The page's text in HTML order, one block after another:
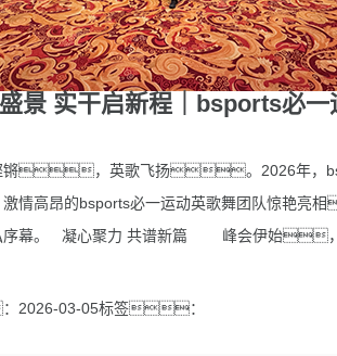
景 实干启新程｜bsports必
，英歌飞扬。2026年，
高昂的bsports必一运动英歌舞团队惊艳亮
序幕。 凝心聚力 共谱新篇 峰会伊始，
2026-03-05标签：